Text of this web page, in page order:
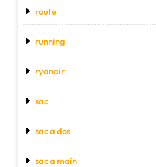
route
running
ryanair
sac
sac a dos
sac a main